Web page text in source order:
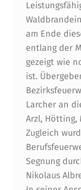
F
R
E
I
W
I
L
L
I
G
E
am Ende
entlang der
gezeigt wie
ist.
Larcher an
Arzl, Hötting,
Zugleich
Segnung
Nikolaus